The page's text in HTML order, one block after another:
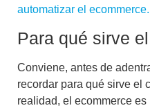
automatizar el ecommerce.
Para qué sirve
Conviene, antes de
recordar para qué sirve el
realidad, el ecommerce